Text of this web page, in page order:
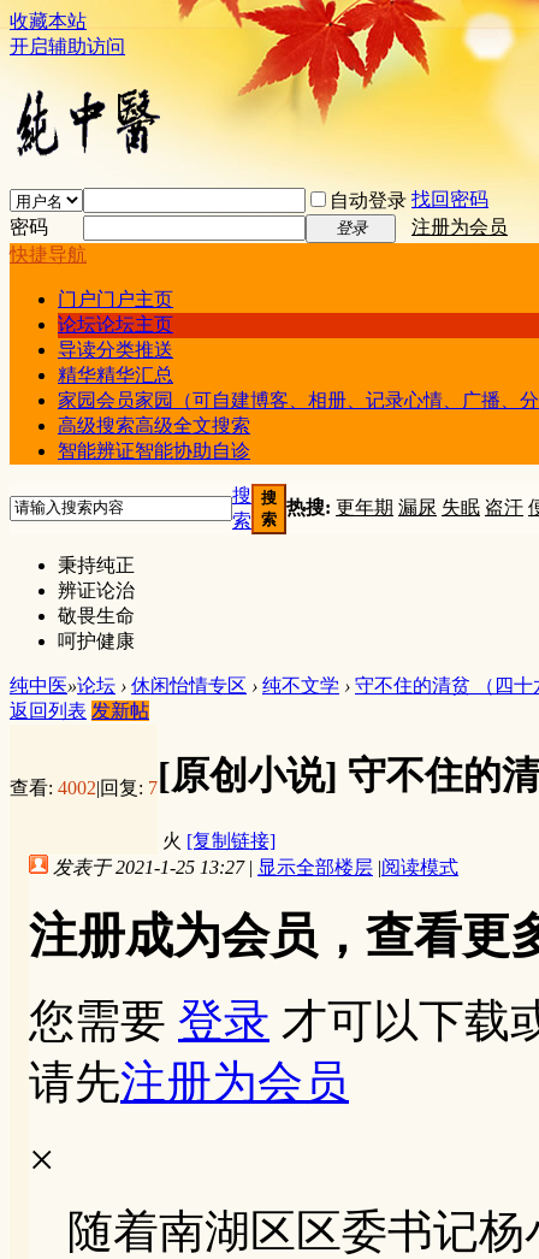
收藏本站
开启辅助访问
自动登录 找回密码
密码
登录
注册为会员
快捷导航
门户门户主页
论坛论坛主页
导读分类推送
精华精华汇总
家园会员家园（可自建博客、相册、记录心情、广播、
高级搜索高级全文搜索
智能辨证智能协助自诊
搜
索
搜
索
热搜: 更年期 漏尿 失眠 盗汗
秉持纯正
辨证论治
敬畏生命
呵护健康
纯中医»论坛 › 休闲怡情专区 › 纯不文学 › 守不住的清贫 （四十
返回列表 发新帖
查看: 4002|回复: 7[原创小说] 守不住的
火 [复制链接]
发表于 2021-1-25 13:27 | 显示全部楼层 |阅读模式
注册成为会员，查看更
您需要 登录 才可以下载
请先注册为会员
×
随着南湖区区委书记